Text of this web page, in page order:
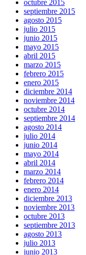
octubre 2015
septiembre 2015
agosto 2015
julio 2015
junio 2015
mayo 2015
abril 2015
marzo 2015
febrero 2015
enero 2015
diciembre 2014
noviembre 2014
octubre 2014
septiembre 2014
agosto 2014
julio 2014
junio 2014
mayo 2014
abril 2014
marzo 2014
febrero 2014
enero 2014
diciembre 2013
noviembre 2013
octubre 2013
septiembre 2013
agosto 2013
julio 2013
junio 2013